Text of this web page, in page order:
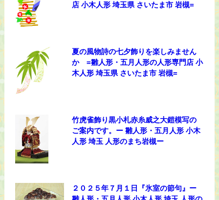
店 小木人形 埼玉県 さいたま市 岩槻=
夏の風物詩の七夕飾りを楽しみません
か =雛人形・五月人形の人形専門店 小
木人形 埼玉県 さいたま市 岩槻=
竹虎雀飾り黒小札赤糸威之大鎧模写の
ご案内です。ー 雛人形・五月人形 小木
人形 埼玉 人形のまち岩槻ー
２０２５年７月１日『氷室の節句』ー